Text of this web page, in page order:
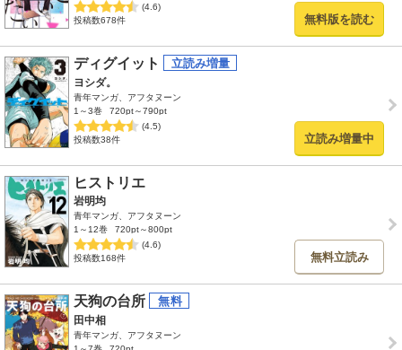
(4.6)
投稿数678件
無料版を読む
ディグイット
ヨシダ。
青年マンガ、アフタヌーン
1～3巻
720pt～790pt
(4.5)
投稿数38件
立読み増量中
ヒストリエ
岩明均
青年マンガ、アフタヌーン
1～12巻
720pt～800pt
(4.6)
投稿数168件
無料立読み
天狗の台所
田中相
青年マンガ、アフタヌーン